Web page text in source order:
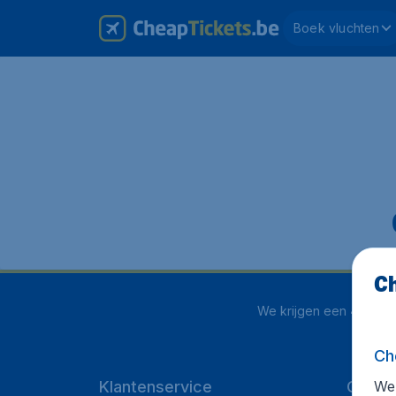
Boek vluchten
We krijgen een 4.1 uit 5
Klantenservice